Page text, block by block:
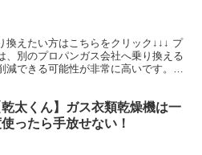
換えたい方はこちらをクリック↓↓↓ プ
、別のプロパンガス会社へ乗り換える
できる可能性が非常に高いです。
乾太くん】ガス衣類乾燥機は一
使ったら手放せない！